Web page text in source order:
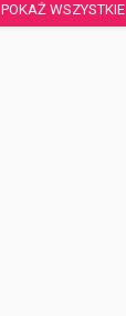
POKAŻ WSZYSTKIE